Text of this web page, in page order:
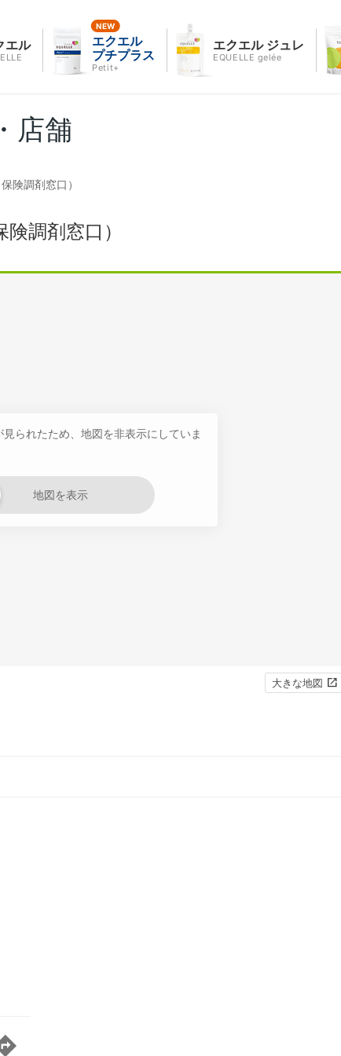
エル
エクエル
プチプラス
Petit+
エクエル ジュレ
EQUELLE gelée
店舗
険調剤窓口）
調剤窓口）
られたため、地図を非表示にしていま
地図を表示
大きな地図